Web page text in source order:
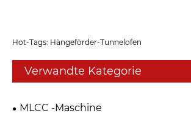
Hot-Tags: Hängeförder-Tunnelofen‌
Verwandte Kategorie
MLCC -Maschine